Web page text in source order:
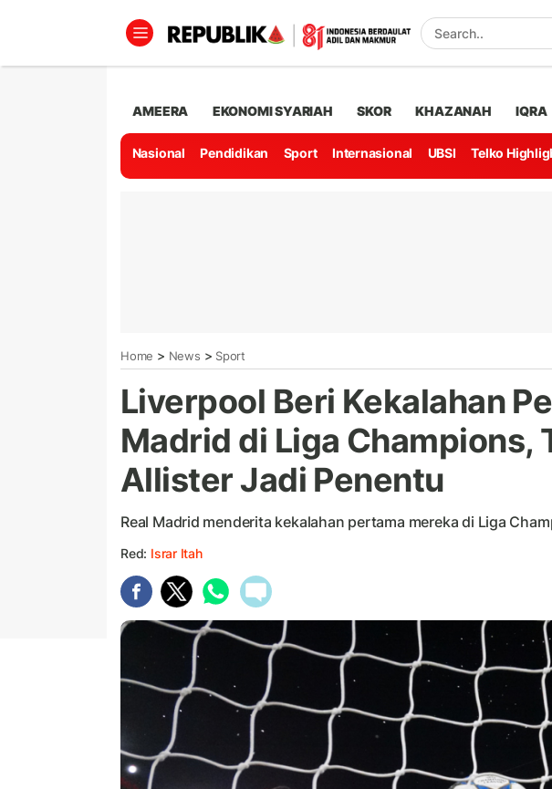
AMEERA EKONOMI SYARIAH SKOR KHAZANAH IQRA
Nasional Pendidikan Sport Internasional UBSI Telko
Home > News > Sport
Liverpool Beri Kekalahan
Madrid di Liga Champions,
Allister Jadi Penentu
Real Madrid menderita kekalahan pertama mereka di Liga
Red: Israr Itah